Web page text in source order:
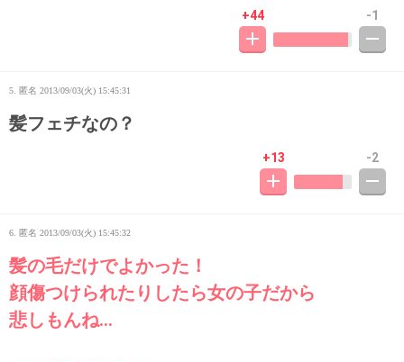
+44 -1
5. 匿名 2013/09/03(火) 15:45:31
髪フェチなの？
+13 -2
6. 匿名 2013/09/03(火) 15:45:32
髪の毛だけでよかった！
顔傷つけられたりしたら女の子だから
悲しもんね…